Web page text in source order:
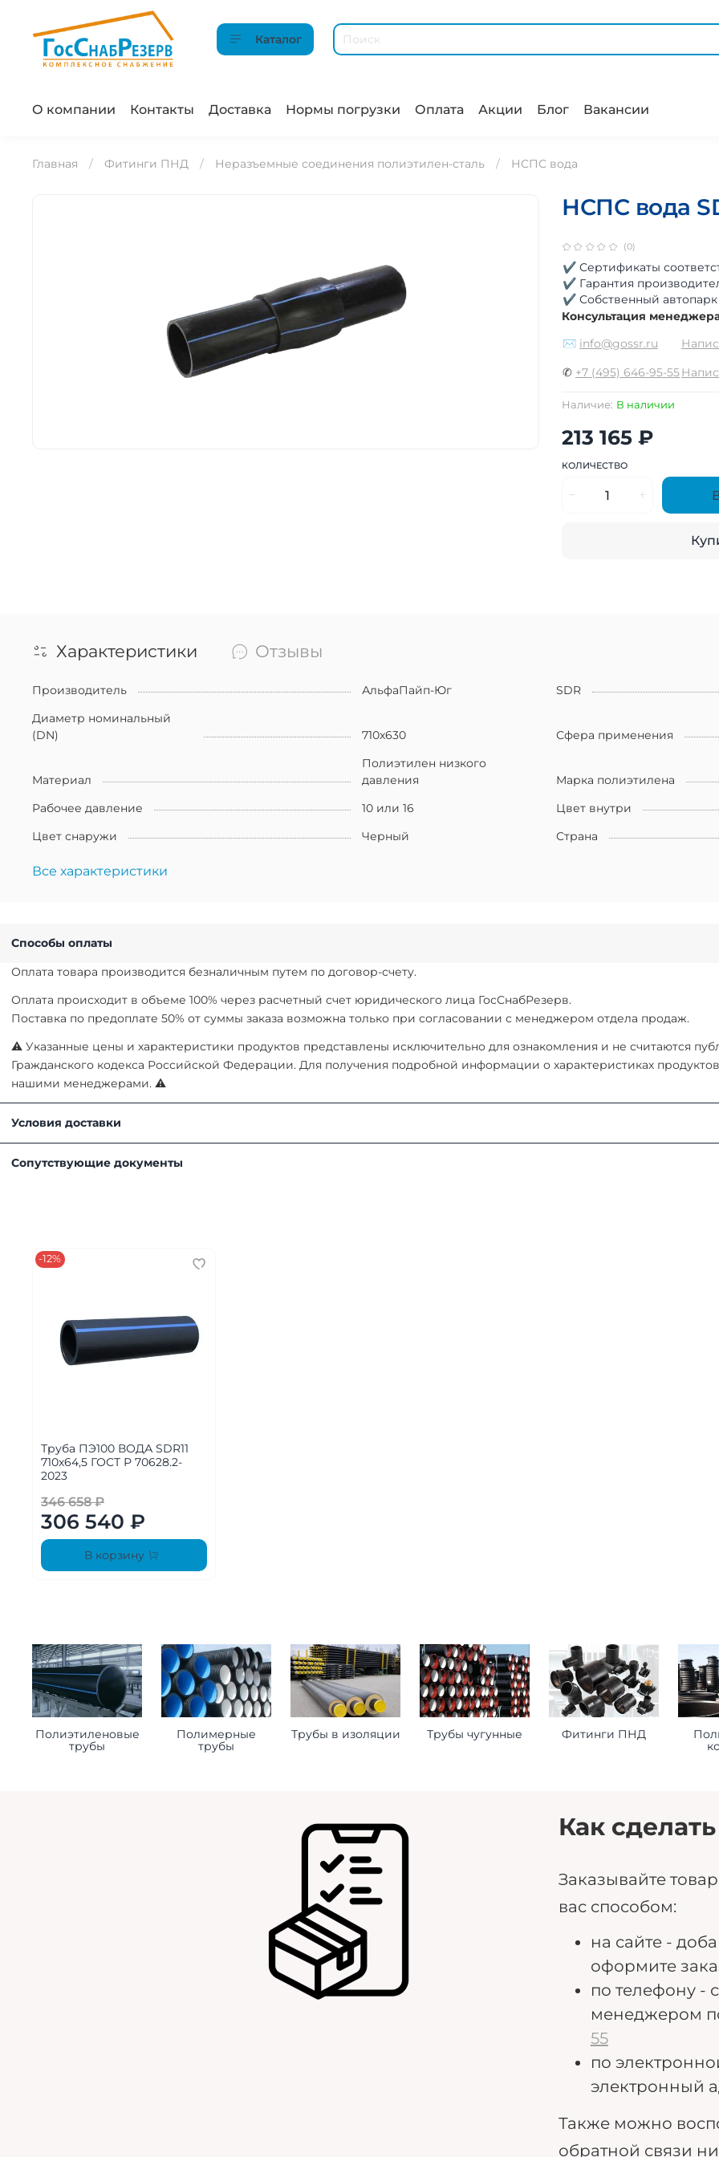
Каталог
О компании Контакты Доставка Нормы погрузки Оплата Акции Блог Вакансии
Главная Фитинги ПНД Неразъемные соединения полиэтилен-сталь НСПС вода
(0)
Наличие: В наличии
НСПС вода
213 165 ₽
КОЛИЧЕСТВО
✔ Сертификаты
✔ Гарантия
✔ Собственный автопарк
Консультация
✉ info@gossr.ru
✆ +7 (495) 646-95-55
Характеристики Отзывы
Производитель АльфаПайп-Юг
SDR
Диаметр номинальный
(DN)
710х630 Сфера применения
Материал
Полиэтилен низкого
давления
Марка полиэтилена
Рабочее давление
10 или 16
Цвет внутри
Цвет снаружи
Черный Страна
Все характеристики
Способы оплаты
Оплата товара производится безналичным путем по договор-счету.
Оплата происходит в объеме 100% через расчетный счет юридического лица ГосСнабРезерв.
Поставка по предоплате 50% от суммы заказа возможна только при согласовании с менеджером отдела продаж.
⚠ Указанные цены и характеристики продуктов представлены исключительно для ознакомления и не считаются
Гражданского кодекса Российской Федерации. Для получения подробной информации о характеристиках
нашими менеджерами. ⚠
Условия доставки
Итоговая стоимость рассчитывается менеджером после оформления заказа
Точный адрес доставки вашего объекта.
ФИО и контактный телефон ответственного лица, которое будет принимать груз на месте доставки.
Предпочтительное время доставки, чтобы мы могли сориентироваться на ваше расписание.
Сопутствующие документы
-12%
Труба ПЭ100 ВОДА SDR11
710х64,5 ГОСТ Р 70628.2-
2023
346 658 ₽
306 540 ₽
В корзину
Полиэтиленовые
трубы
Полимерные
трубы
Трубы в изоляции Трубы чугунные Фитинги ПНД
Как
Заказывайте
вас способом:
на сайте -
оформите
по телефону -
менеджером
55
по
электронный
Также можно
обратной связи